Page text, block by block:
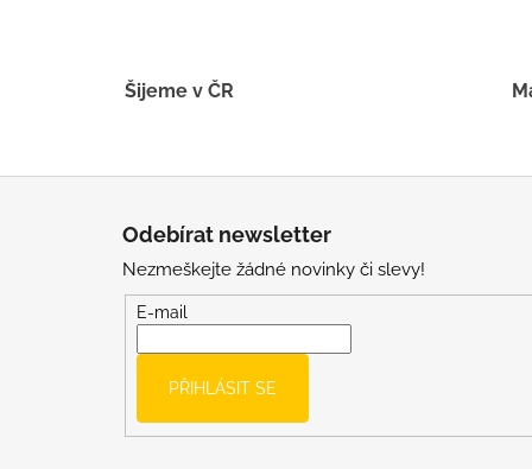
Šijeme v ČR
Odebírat newsletter
Nezmeškejte žádné novinky či slevy!
E-mail
PŘIHLÁSIT SE